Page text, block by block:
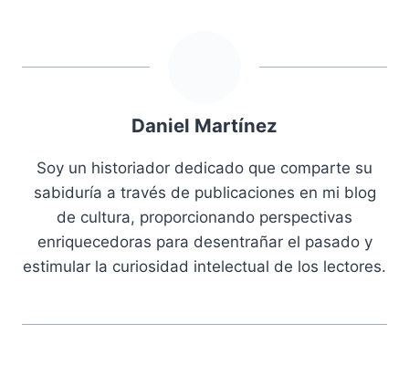
Daniel Martínez
Soy un historiador dedicado que comparte su
sabiduría a través de publicaciones en mi blog
de cultura, proporcionando perspectivas
enriquecedoras para desentrañar el pasado y
estimular la curiosidad intelectual de los lectores.